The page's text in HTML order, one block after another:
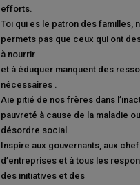
efforts.
Toi qui es le patron des familles,
permets pas que ceux qui ont
à nourrir
et à éduquer manquent des
nécessaires .
Aie pitié de nos frères dans
pauvreté à cause de la maladie
désordre social.
Inspire aux gouvernants, aux
d’entreprises et à tous les
des initiatives et des